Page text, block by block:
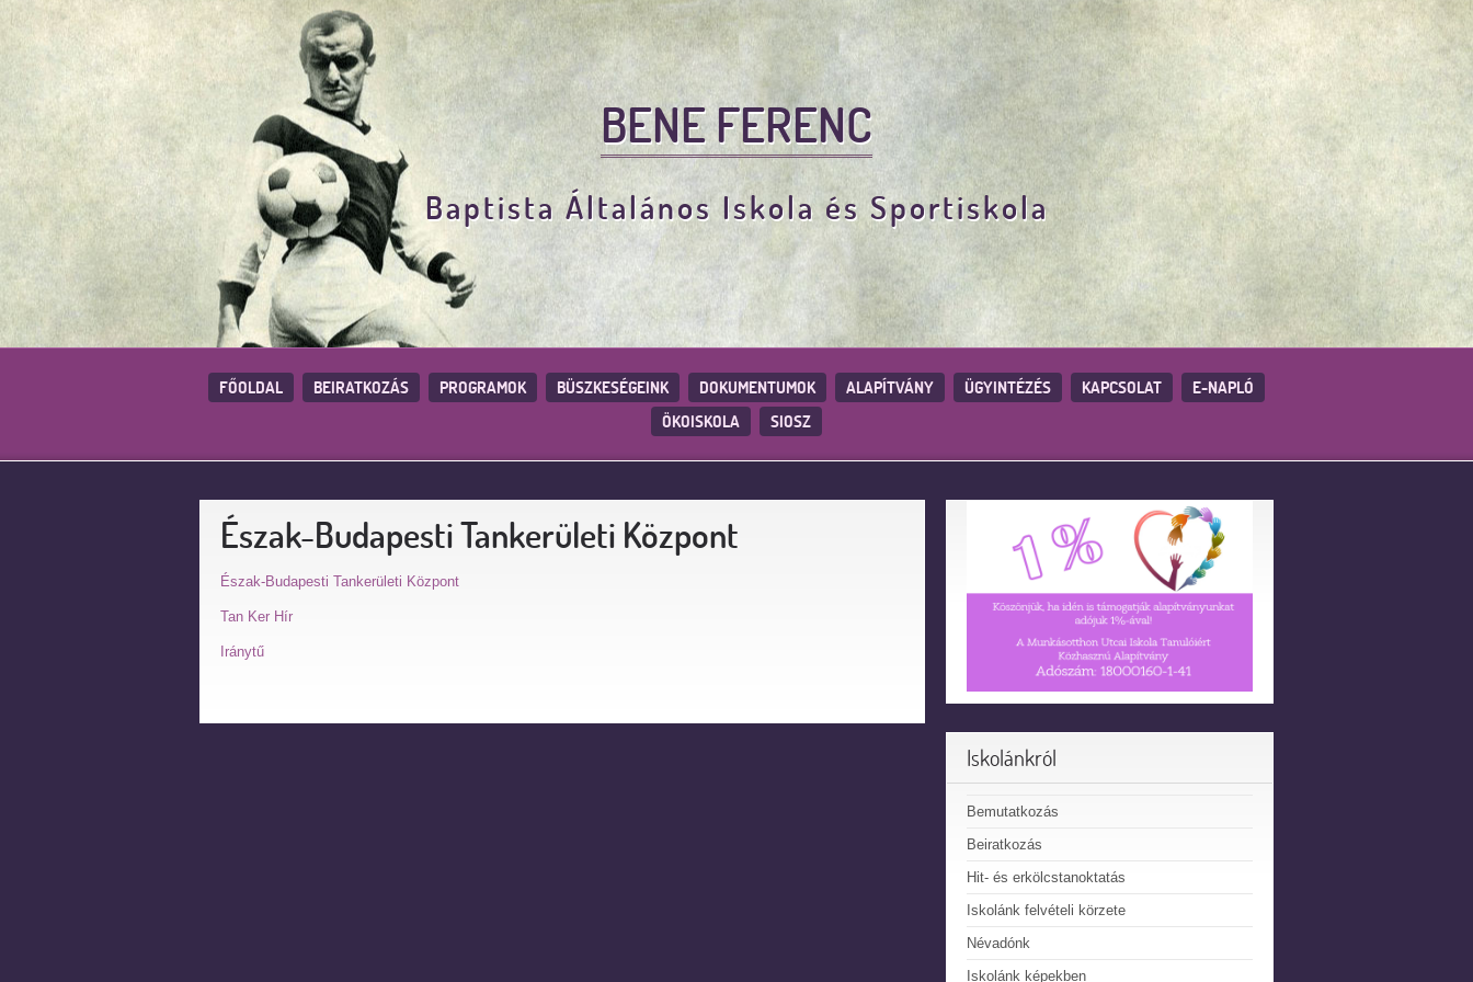
BENE FERENC
Baptista Általános Iskola és Sportiskola
FŐOLDAL BEIRATKOZÁS PROGRAMOK BÜSZKESÉGEINK DOKUMENTUMOK ALAPÍTVÁNY ÜGYINTÉZÉS KAPCSOLAT
E-NAPLÓ
ÖKOISKOLA
SIOSZ
Észak-Budapesti Tankerületi Központ
Észak-Budapesti Tankerületi Központ
Tan Ker Hír
Iránytű
Iskolánkról
Bemutatkozás
Beiratkozás
Hit- és erkölcstanoktatás
Iskolánk felvételi körzete
Névadónk
Iskolánk képekben